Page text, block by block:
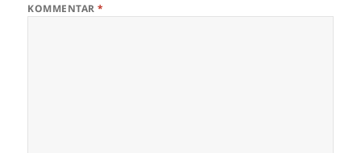
KOMMENTAR*